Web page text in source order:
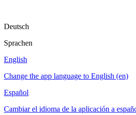
Deutsch
Sprachen
English
Change the app language to English (en)
Español
Cambiar el idioma de la aplicación a